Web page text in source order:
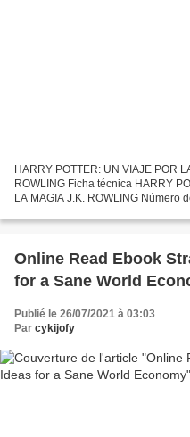
HARRY POTTER: UN VIAJE POR
ROWLING Ficha técnica HARRY
LA MAGIA J.K. ROWLING Número
Online Read Ebook
for a Sane World
Publié le 26/07/2021 à 03:03
Par cykijofy